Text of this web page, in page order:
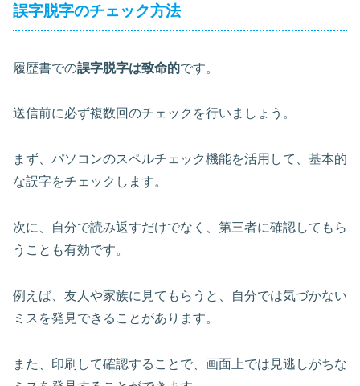
誤字脱字のチェック方法
履歴書での誤字脱字は致命的です。
送信前に必ず複数回のチェックを行いましょう。
まず、パソコンのスペルチェック機能を活用して、基本的
な誤字をチェックします。
次に、自分で読み返すだけでなく、第三者に確認してもら
うことも有効です。
例えば、友人や家族に見てもらうと、自分では気づかない
ミスを発見できることがあります。
また、 印刷して確認することで、画面上では見逃しがちな